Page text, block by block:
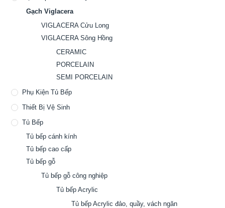
Gạch Viglacera
VIGLACERA Cửu Long
VIGLACERA Sông Hồng
CERAMIC
PORCELAIN
SEMI PORCELAIN
Phụ Kiện Tủ Bếp
Thiết Bị Vệ Sinh
Tủ Bếp
Tủ bếp cánh kính
Tủ bếp cao cấp
Tủ bếp gỗ
Tủ bếp gỗ công nghiệp
Tủ bếp Acrylic
Tủ bếp Acrylic đảo, quầy, vách ngăn